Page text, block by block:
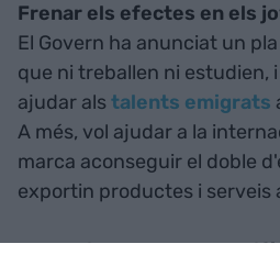
Frenar els efectes en els
El Govern ha anunciat un
que ni treballen ni estudien,
ajudar alstalents emigrats
A més, vol ajudar a la
marca aconseguir el doble
exportin productes i serveis